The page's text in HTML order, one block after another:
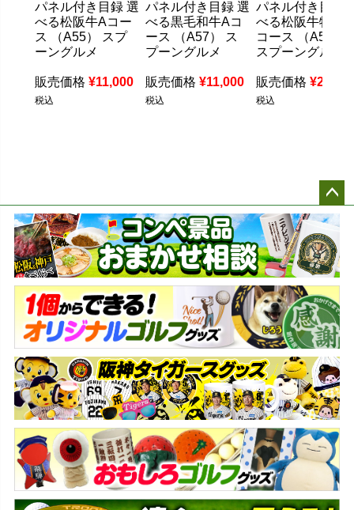
パネル付き目録 選
べる松阪牛Aコー
ス （A55） スプ
ーングルメ
販売価格 ¥11,000
税込
パネル付き目録 選
べる黒毛和牛Aコ
ース （A57） ス
プーングルメ
販売価格 ¥11,000
税込
パネル付き目録
べる松阪牛特盛
コース （A58）
スプーングルメ
販売価格 ¥
税込
ペー
ジト
ップ
へ